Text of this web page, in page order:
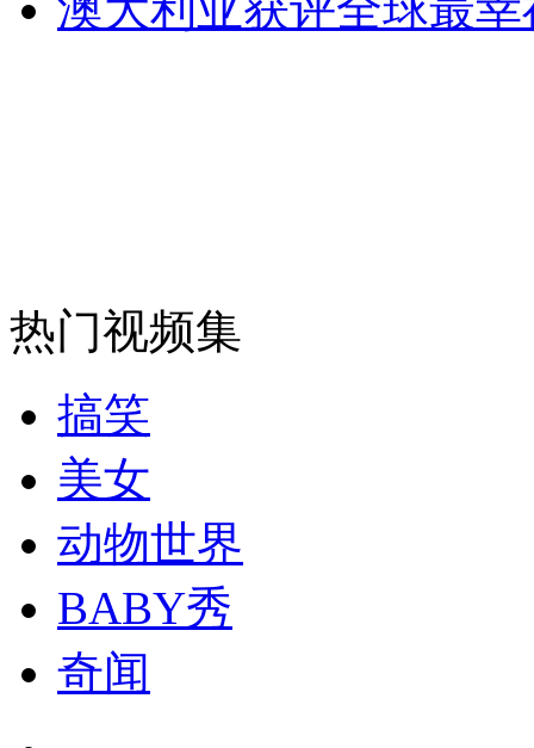
纽约上演“枕头大战”
司机酒驾遇交警 急速倒车逃窜
热门视频集
搞笑
美女
动物世界
BABY秀
奇闻